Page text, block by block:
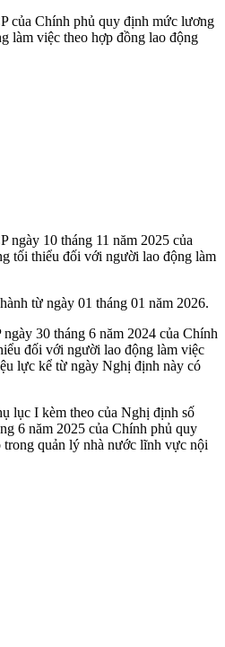
của Chính phủ quy định mức lương
làm việc theo hợp đồng lao động
10 tháng 11 năm 2025 của
tối thiểu đối với người lao động làm
từ ngày 01 tháng 01 năm 2026.
30 tháng 6 năm 2024 của Chính
đối với người lao động làm việc
lực kể từ ngày Nghị định này có
lục I kèm theo của Nghị định số
6 năm 2025 của Chính phủ quy
trong quản lý nhà nước lĩnh vực nội